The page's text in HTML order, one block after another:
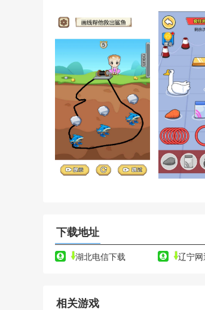
下载地址
湖北电信下载 辽宁网
相关游戏